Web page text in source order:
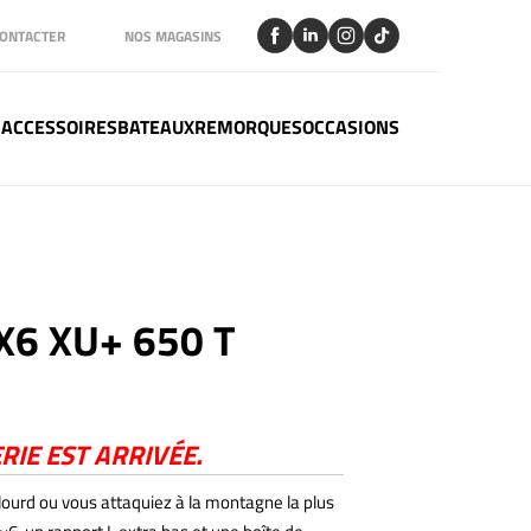
NOS MAGASINS
BATEAUXREMORQUESOCCASIONS
XU+ 650 T
EST ARRIVÉE.
ou vous attaquiez à la montagne la plus